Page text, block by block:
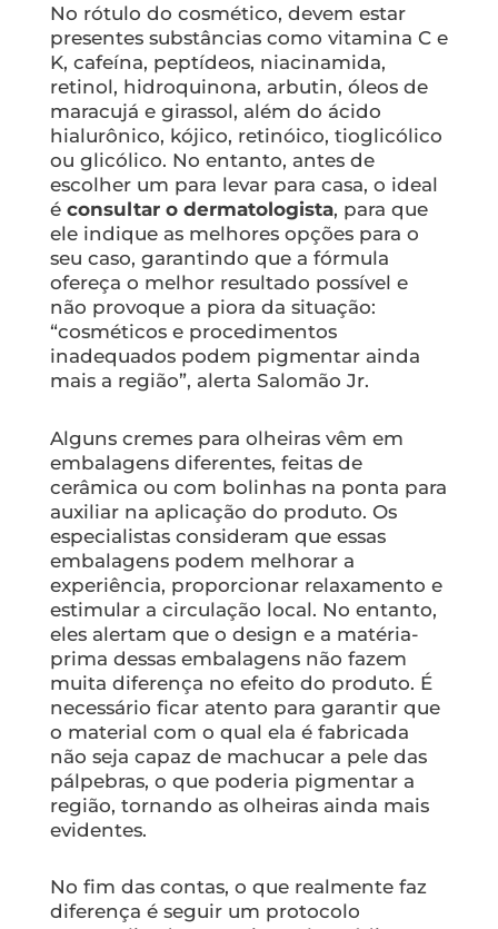
No rótulo do cosmético, devem estar
presentes substâncias como vitamina C e
K, cafeína, peptídeos, niacinamida,
retinol, hidroquinona, arbutin, óleos de
maracujá e girassol, além do ácido
hialurônico, kójico, retinóico, tioglicólico
ou glicólico. No entanto, antes de
escolher um para levar para casa, o ideal
é consultar o dermatologista, para que
ele indique as melhores opções para o
seu caso, garantindo que a fórmula
ofereça o melhor resultado possível e
não provoque a piora da situação:
“cosméticos e procedimentos
inadequados podem pigmentar ainda
mais a região”, alerta Salomão Jr.
Alguns cremes para olheiras vêm em
embalagens diferentes, feitas de
cerâmica ou com bolinhas na ponta para
auxiliar na aplicação do produto. Os
especialistas consideram que essas
embalagens podem melhorar a
experiência, proporcionar relaxamento e
estimular a circulação local. No entanto,
eles alertam que o design e a matéria-
prima dessas embalagens não fazem
muita diferença no efeito do produto. É
necessário ficar atento para garantir que
o material com o qual ela é fabricada
não seja capaz de machucar a pele das
pálpebras, o que poderia pigmentar a
região, tornando as olheiras ainda mais
evidentes.
No fim das contas, o que realmente faz
diferença é seguir um protocolo